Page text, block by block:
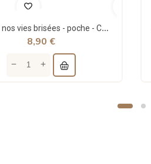
Le fil de nos vies brisées - poche - Cécile Hennion - Points
8,90 €